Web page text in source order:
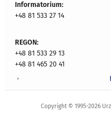
Informatorium:
+48 81 533 27 14
REGON:
+48 81 533 29 13
+48 81 465 20 41
Copyright © 1995-2026